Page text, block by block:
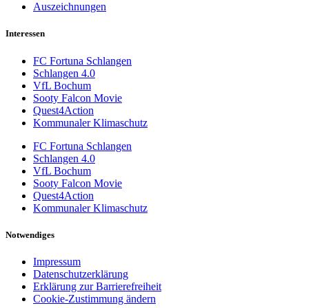
Auszeichnungen
Interessen
FC Fortuna Schlangen
Schlangen 4.0
VfL Bochum
Sooty Falcon Movie
Quest4Action
Kommunaler Klimaschutz
FC Fortuna Schlangen
Schlangen 4.0
VfL Bochum
Sooty Falcon Movie
Quest4Action
Kommunaler Klimaschutz
Notwendiges
Impressum
Datenschutzerklärung
Erklärung zur Barrierefreiheit
Cookie-Zustimmung ändern